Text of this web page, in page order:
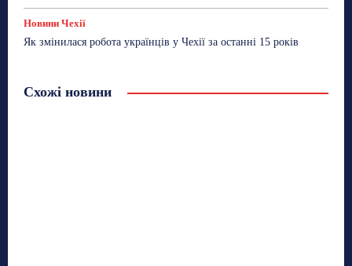
Новини Чехії
Як змінилася робота українців у Чехії за останні 15 років
Схожі новини